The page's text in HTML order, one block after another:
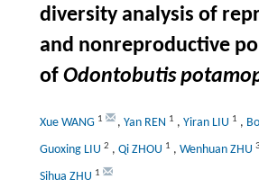
diversity analysis of
and nonreproductive
of Odontobutis
Xue WANG 1 , Yan REN 1 , Yiran LIU 1 ,
Guoxing LIU 2 , Qi ZHOU 1 , Wenhuan ZHU 3
Sihua ZHU 1